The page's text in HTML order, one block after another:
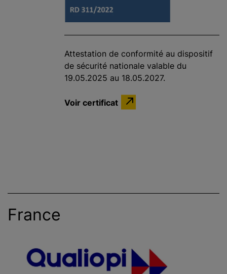
Attestation de conformité au dispositif
de sécurité nationale valable du
19.05.2025 au 18.05.2027.
Voir certificat
France